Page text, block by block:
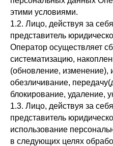
этими условиями.
1.2. Лицо, действуя за
представитель
Оператор осуществляет
систематизацию,
(обновление, изменение),
обезличивание,
блокирование, удаление,
1.3. Лицо, действуя за
представитель
использование
в следующих целях